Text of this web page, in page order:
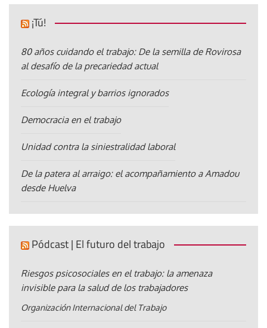
¡Tú!
80 años cuidando el trabajo: De la semilla de Rovirosa
al desafío de la precariedad actual
Ecología integral y barrios ignorados
Democracia en el trabajo
Unidad contra la siniestralidad laboral
De la patera al arraigo: el acompañamiento a Amadou
desde Huelva
Pódcast | El futuro del trabajo
Riesgos psicosociales en el trabajo: la amenaza
invisible para la salud de los trabajadores
Organización Internacional del Trabajo